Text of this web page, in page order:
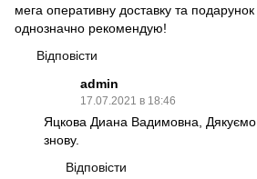
мега оперативну доставку та
однозначно рекомендую!
Відповісти
admin
17.07.2021 в 18:46
Яцкова Диана Вадимовна, Дякуємо
знову.
Відповісти